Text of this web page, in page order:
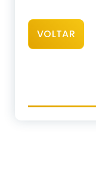
VOLTAR